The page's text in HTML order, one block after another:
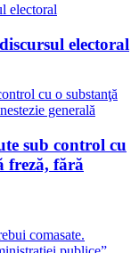
electoral
sub control cu
freză, fără